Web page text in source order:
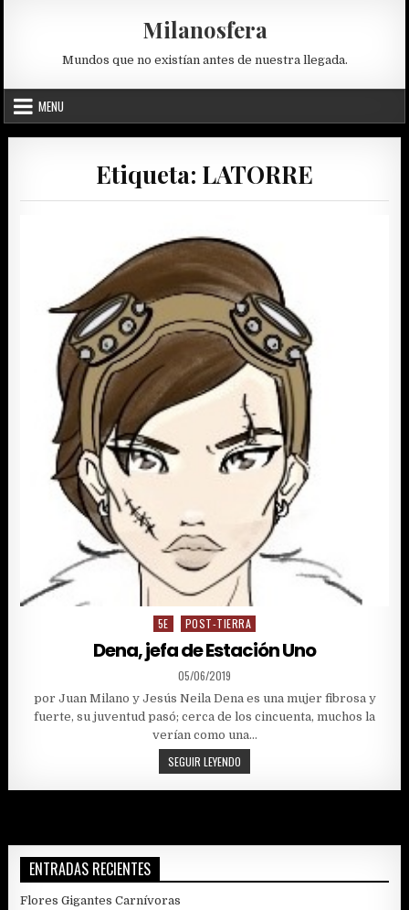
Milanosfera
Mundos que no existían antes de nuestra llegada.
MENU
Etiqueta: LATORRE
Posted
in
5E POST-TIERRA
Dena, jefa de Estación Uno
PUBLISHED
05/06/2019
por Juan Milano y Jesús Neila Dena es una mujer fibrosa y
fuerte, su juventud pasó; cerca de los cincuenta, muchos la
verían como una…
SEGUIR LEYENDO
JEFA
DE
ENTRADAS RECIENTES
Flores Gigantes Carnívoras